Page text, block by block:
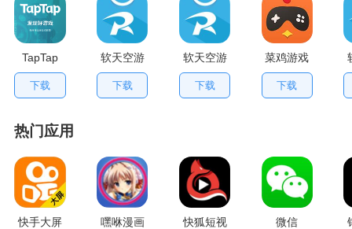
TapTap
V2.84.0
手机版
下载
软天空游
戏盒应用
下载
软天空游
戏大全
App
下载
菜鸡游戏
不用排队
版
下载
热门应用
快手大屏
嘿咻漫画
快狐短视
微信